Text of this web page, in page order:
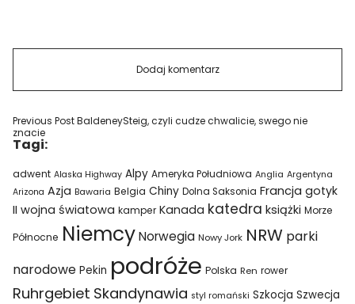
Previous PostBaldeneySteig, czyli cudze chwalicie, swego nie
znacie
Tagi:
adwent Alaska Highway Alpy Ameryka Południowa Anglia Argentyna
Arizona Azja Bawaria Belgia Chiny Dolna Saksonia Francja gotyk
II wojna światowa kamper Kanada katedra książki Morze
Północne Niemcy Norwegia Nowy Jork NRW parki
narodowe Pekin podróże Polska Ren rower
Ruhrgebiet Skandynawia styl romański Szkocja Szwecja